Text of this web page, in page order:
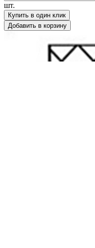
шт.
Купить в один клик
Добавить в корзину